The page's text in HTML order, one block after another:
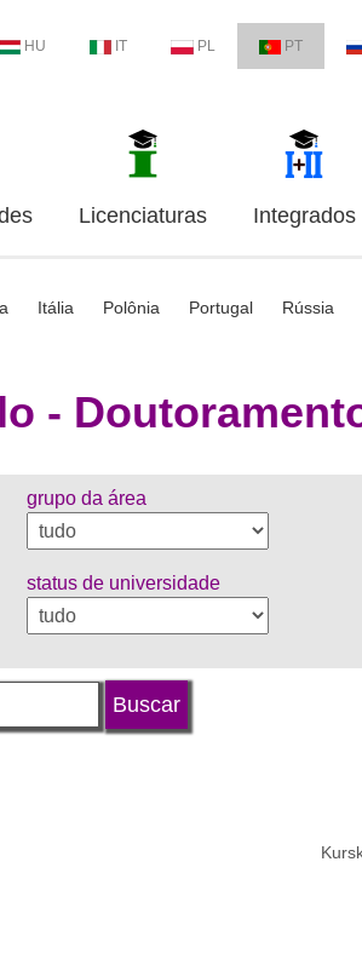
HU IT PL PT
Licenciaturas Integrados
Itália Polônia Portugal Rússia
-
grupo da área
status de universidade